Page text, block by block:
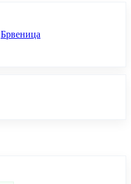
Брвеница